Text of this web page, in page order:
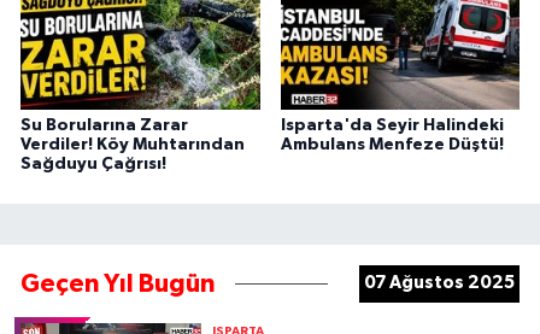
Su Borularına Zarar
Verdiler! Köy Muhtarından
Sağduyu Çağrısı!
Isparta'da Seyir Halindeki
Ambulans Menfeze Düştü!
Geçen Yıl Bugün 07 Ağustos 2025
ISPARTA